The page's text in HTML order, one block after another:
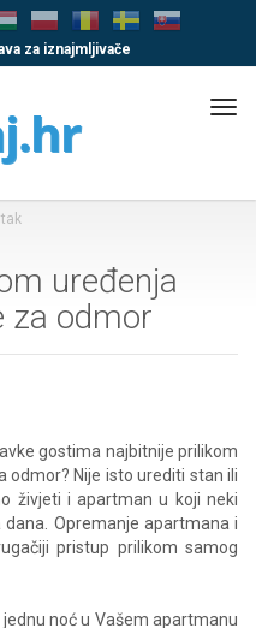
za iznajmljivače
uređenja
za odmor
gostima najbitnije prilikom
odmor? Nije isto urediti stan ili
živjeti i apartman u koji neki
Opremanje apartmana i
pristup prilikom samog
noć u Vašem apartmanu